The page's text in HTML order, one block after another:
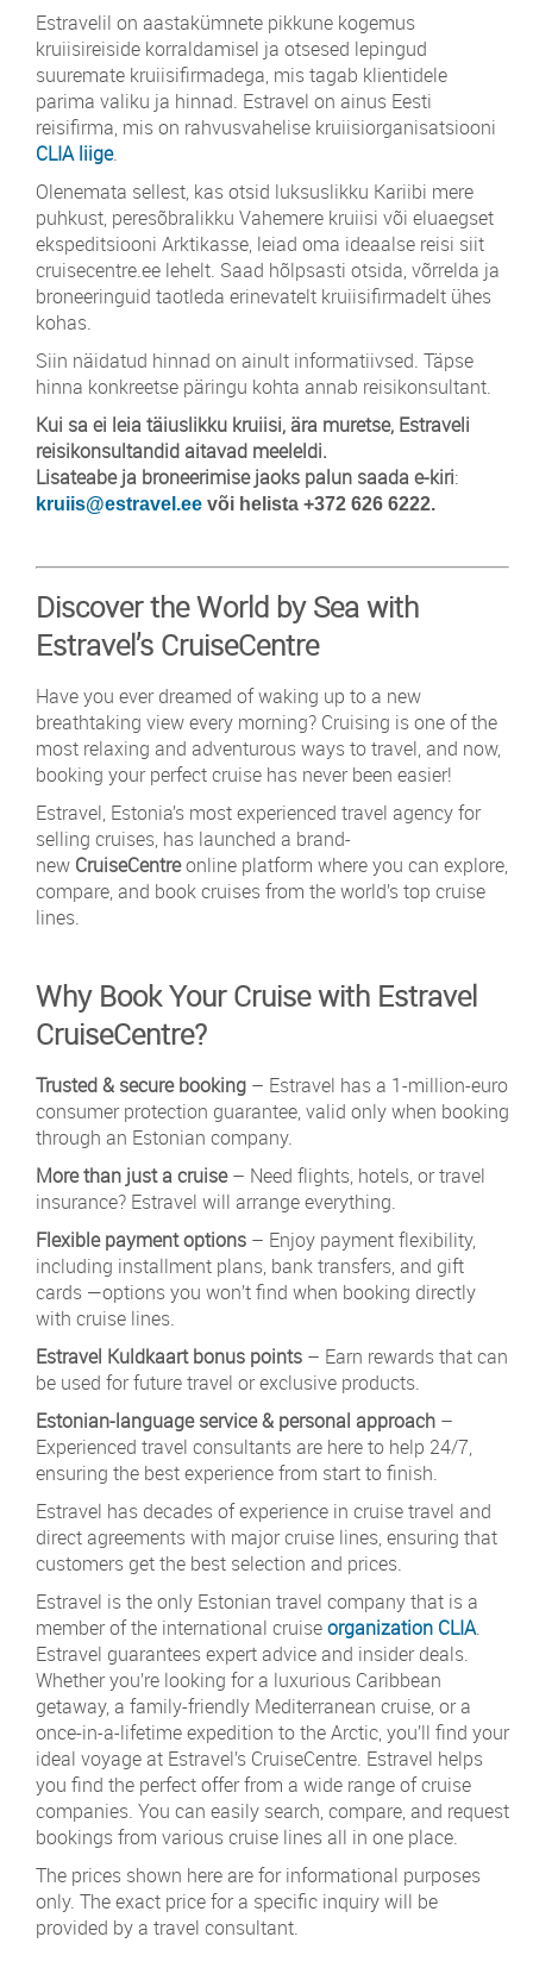
Estravelil on aastakümnete pikkune kogemus
kruiisireiside korraldamisel ja otsesed lepingud
suuremate kruiisifirmadega, mis tagab klientidele
parima valiku ja hinnad. Estravel on ainus Eesti
reisifirma, mis on rahvusvahelise kruiisiorganisatsiooni
CLIA liige.
Olenemata sellest, kas otsid luksuslikku Kariibi mere
puhkust, peresõbralikku Vahemere kruiisi või eluaegset
ekspeditsiooni Arktikasse, leiad oma ideaalse reisi siit
cruisecentre.ee lehelt. Saad hõlpsasti otsida, võrrelda ja
broneeringuid taotleda erinevatelt kruiisifirmadelt ühes
kohas.
Siin näidatud hinnad on ainult informatiivsed. Täpse
hinna konkreetse päringu kohta annab reisikonsultant.
Kui sa ei leia täiuslikku kruiisi, ära muretse, Estraveli
reisikonsultandid aitavad meeleldi.
Lisateabe ja broneerimise jaoks palun saada e-kiri:
kruiis@estravel.ee või helista +372 626 6222.
Discover the World by Sea with
Estravel’s CruiseCentre
Have you ever dreamed of waking up to a new
breathtaking view every morning? Cruising is one of the
most relaxing and adventurous ways to travel, and now,
booking your perfect cruise has never been easier!
Estravel, Estonia’s most experienced travel agency for
selling cruises, has launched a brand-
new CruiseCentreonline platform where you can explore,
compare, and book cruises from the world’s top cruise
lines.
Why Book Your Cruise with Estravel
CruiseCentre?
Trusted & secure booking – Estravel has a 1-million-euro
consumer protection guarantee, valid only when booking
through an Estonian company.
More than just a cruise– Need flights, hotels, or travel
insurance? Estravel will arrange everything.
Flexible payment options – Enjoy payment flexibility,
including installment plans, bank transfers, and gift
cards —options you won’t find when booking directly
with cruise lines.
Estravel Kuldkaart bonus points – Earn rewards that can
be used for future travel or exclusive products.
Estonian-language service & personal approach –
Experienced travel consultants are here to help 24/7,
ensuring the best experience from start to finish.
Estravel has decades of experience in cruise travel and
direct agreements with major cruise lines, ensuring that
customers get the best selection and prices.
Estravel is the only Estonian travel company that is a
member of the international cruiseorganization CLIA.
Estravel guarantees expert advice and insider deals.
Whether you’re looking for a luxurious Caribbean
getaway, a family-friendly Mediterranean cruise, or a
once-in-a-lifetime expedition to the Arctic, you’ll find your
ideal voyage at Estravel’s CruiseCentre. Estravel helps
you find the perfect offer from a wide range of cruise
companies. You can easily search, compare, and request
bookings from various cruise lines all in one place.
The prices shown here are for informational purposes
only. The exact price for a specific inquiry will be
provided by a travel consultant.